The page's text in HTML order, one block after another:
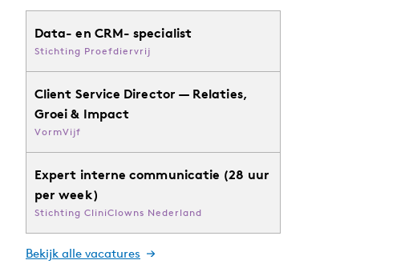
Data- en CRM- specialist
Stichting Proefdiervrij
Client Service Director — Relaties,
Groei & Impact
VormVijf
Expert interne communicatie (28 uur
per week)
Stichting CliniClowns Nederland
Bekijk alle vacatures